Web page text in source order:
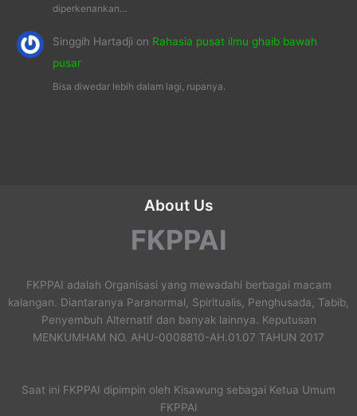
diperkenankan…
Singgih Hartadjion Rahasia pusat ilmu ghaib bawah
pusar
Bisa diwedar lebih dalam lagi, rupanya.
About Us
FKPPAI
FKPPAI adalah Organisasi yang mewadahi berbagai macam
kalangan. Diantaranya Paranormal, Spiritualis, Penghusada, Tabib,
Penyembuh Alternatif dan banyak lainnya. Keputusan
MENKUMHAM NO. AHU-0008810-AH.01.07 TAHUN 2017
Saat ini FKPPAI dipimpin oleh Kisawung sebagai Ketua Umum
FKPPAI